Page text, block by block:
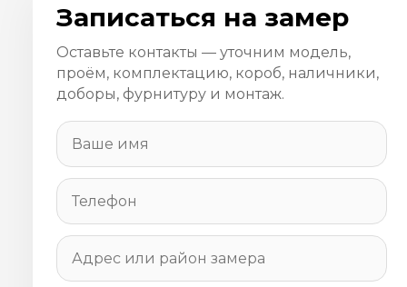
Записаться на замер
Оставьте контакты — уточним модель,
проём, комплектацию, короб, наличники,
доборы, фурнитуру и монтаж.